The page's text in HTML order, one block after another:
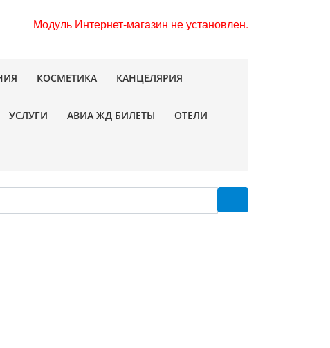
Модуль Интернет-магазин не установлен.
КОСМЕТИКА КАНЦЕЛЯРИЯ
УСЛУГИ АВИА ЖД БИЛЕТЫ ОТЕЛИ